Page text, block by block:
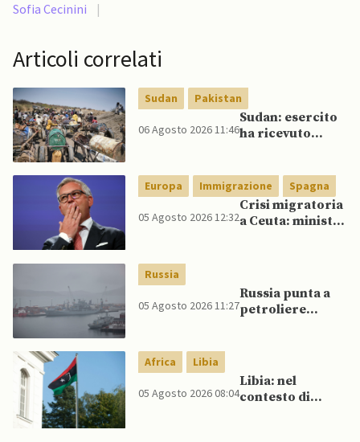
Sofia Cecinini |
Articoli correlati
Sudan Pakistan
06 Agosto 2026 11:46
Sudan: esercito
ha ricevuto
Pakistan
Europa Immigrazione Spagna
05 Agosto 2026 12:32
Crisi migratoria
a Ceuta: ministri
schierano a
sostegno della
Spagna
Russia
05 Agosto 2026 11:27
Russia punta a
petroliere
“flotta ombra”
per aggirare
sanzioni
Africa Libia
05 Agosto 2026 08:04
Libia: nel
contesto di